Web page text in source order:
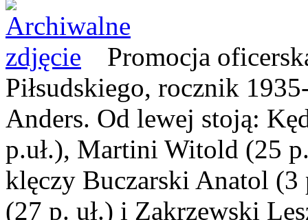
Promocja
Piłsudskiego, rocznik
Anders. Od lewej stoją:
p.uł.), Martini Witold (25
klęczy Buczarski Anatol (3
(27 p. uł.) i Zakrzewski